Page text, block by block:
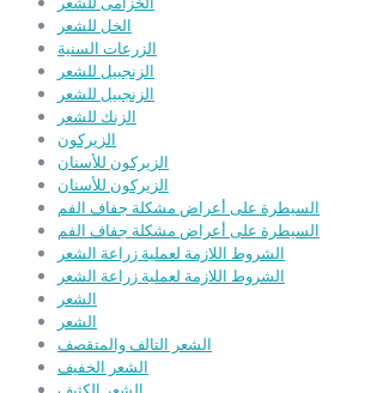
الخل للشعر
الزرعات السنية
الزنجبيل للشعر
الزنجبيل للشعر
الزنك للشعر
الزيركون
الزيركون للأسنان
الزيركون للأسنان
السيطرة على أعراض مشكلة جفاف الفم
السيطرة على أعراض مشكلة جفاف الفم
الشروط اللازمة لعملية زراعة الشعر
الشروط اللازمة لعملية زراعة الشعر
الشعر
الشعر
الشعر التالف والمتقصف
الشعر الخفيف